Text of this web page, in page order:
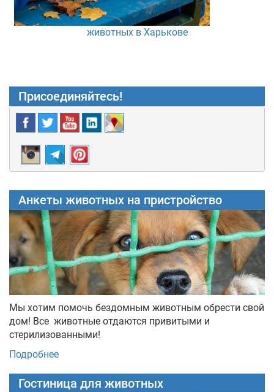
животных в Харькове
Присоединяйтесь!
Анкеты животных на пристройство
Мы хотим помочь бездомным животным обрести свой
дом! Все животные отдаются привитыми и
стерилизованными!
Подробнее
Гостиница для животных